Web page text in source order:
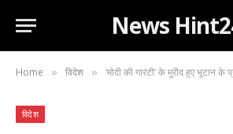
News
Home » विदेश » ‘मोदी की गारंटी’ के मुरीद हुए भूटान के प्रधानमंत्री,
विदेश